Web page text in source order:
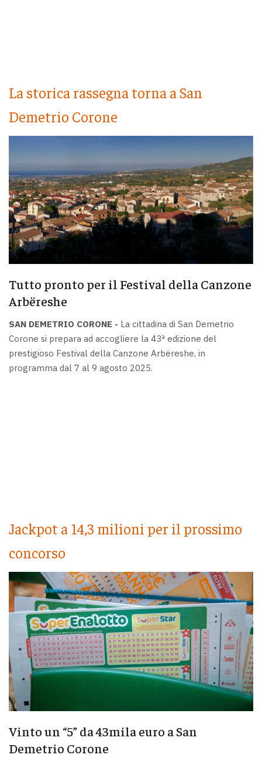
La storica rassegna torna a San
Demetrio Corone
Tutto pronto per il Festival della Canzone
Arbëreshe
SAN DEMETRIO CORONE - La cittadina di San Demetrio
Corone si prepara ad accogliere la 43ª edizione del
prestigioso Festival della Canzone Arbëreshe, in
programma dal 7 al 9 agosto 2025.
Jackpot a 14,3 milioni per il prossimo
concorso
Vinto un “5” da 43mila euro a San
Demetrio Corone